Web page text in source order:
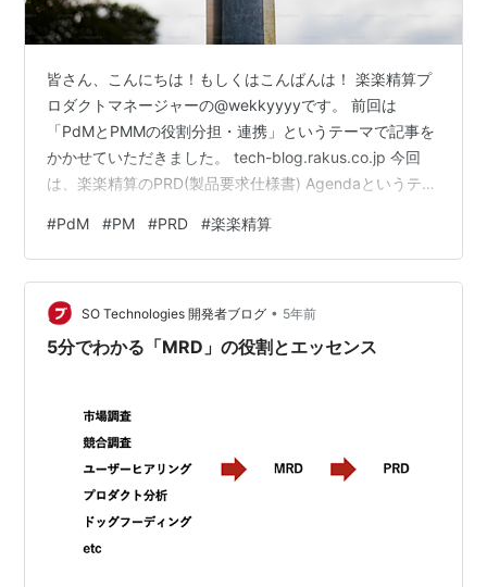
皆さん、こんにちは！もしくはこんばんは！ 楽楽精算プ
ロダクトマネージャーの@wekkyyyyです。 前回は
「PdMとPMMの役割分担・連携」というテーマで記事を
かかせていただきました。 tech-blog.rakus.co.jp 今回
は、楽楽精算のPRD(製品要求仕様書) Agendaというテー
読者 前提 楽楽精算のPRD(製品要求仕様書) Agenda(一
部) 一番重要と考えるAgenda Contentsサンプル ラクス
のPdMとして活躍してみませんか?
#PdM #PM #PRD #楽楽精算
SO Technologies 開発者ブログ • 5年前
5分でわかる「MRD」の役割とエッセンス